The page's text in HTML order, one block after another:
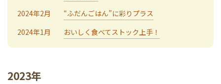
2024年2月
“ふだんごはん”に彩りプラス
2024年1月
おいしく食べてストック上手！
2023年